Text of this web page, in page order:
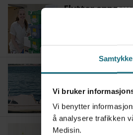
Samtykke
Vi bruker
Vi benytter
å analysere trafikken
Medisin.
Flytter
– Etter en